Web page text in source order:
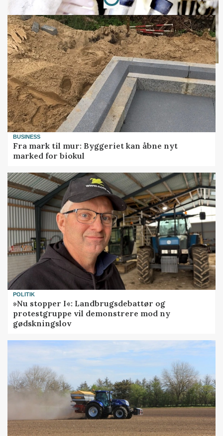
BUSINESS
Fra mark til mur: Byggeriet kan åbne nyt
marked for biokul
POLITIK
»Nu stopper I«: Landbrugsdebattør og
protestgruppe vil demonstrere mod ny
gødskningslov